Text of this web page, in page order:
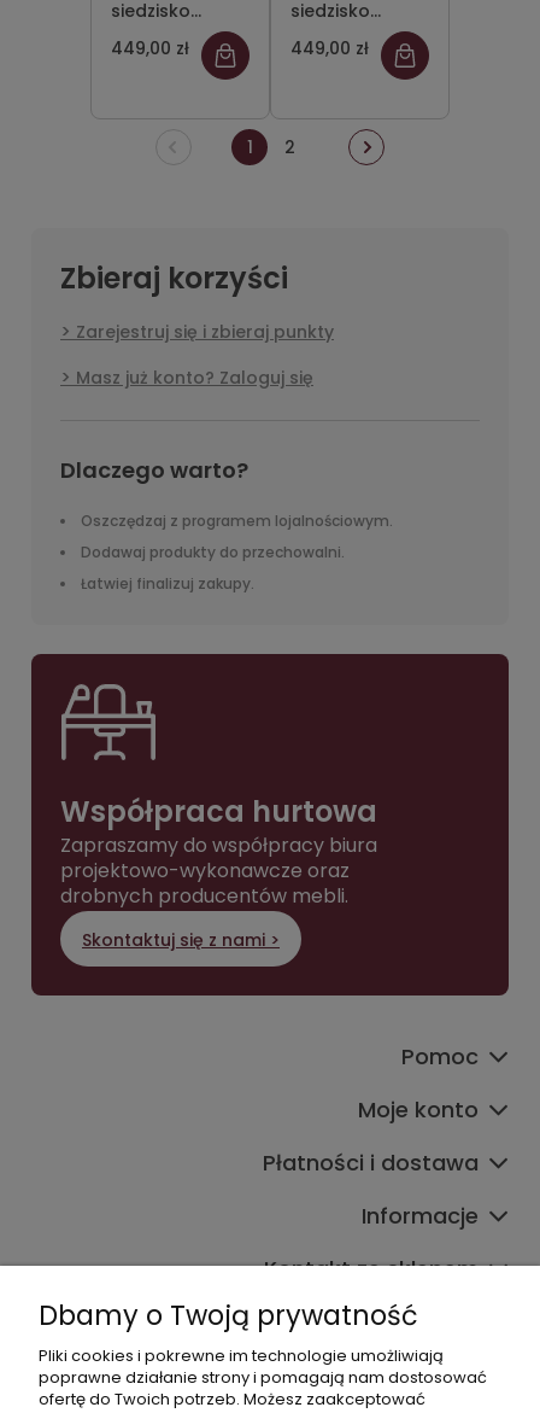
siedzisko
pastelowe
niebieskie
rozmiar 4 WK+P
- bez
podłokietników
449,00 zł
siedzisko
pastelowe
zielone rozmiar
4 WK+P - bez
podłokietników
- stopki
449,00 zł
1 2
Zbieraj korzyści
Zarejestruj się i zbieraj punkty
Masz już konto? Zaloguj się
Dlaczego warto?
Oszczędzaj z programem lojalnościowym.
Dodawaj produkty do przechowalni.
Łatwiej finalizuj zakupy.
Współpraca hurtowa
Zapraszamy do współpracy biura
projektowo-wykonawcze oraz
drobnych producentów mebli.
Skontaktuj się z nami >
Pomoc
Moje konto
Płatności i dostawa
Informacje
Kontakt ze sklepem
Dane kontaktowe
603377506
Dbamy o Twoją prywatność
Pliki cookies i pokrewne im technologie umożliwiają
poprawne działanie strony i pomagają nam dostosować
ofertę do Twoich potrzeb. Możesz zaakceptować